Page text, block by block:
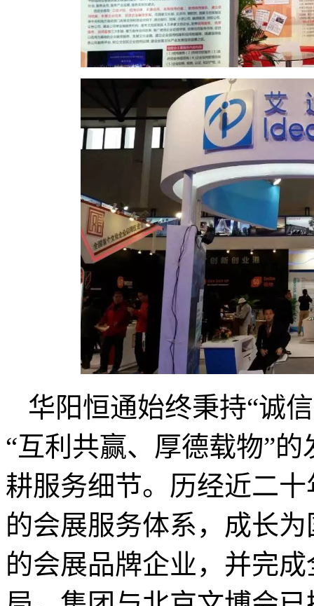
华阳恒通始终秉持“诚
“互利共赢、厚德载物”
耕服务细节。历经近二
的会展服务体系，成长
的会展品牌企业，并完